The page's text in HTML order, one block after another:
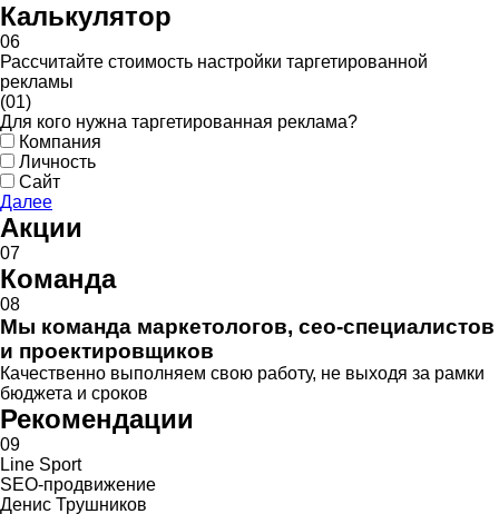
Калькулятор
06
Рассчитайте стоимость настройки таргетированной
рекламы
(01)
Для кого нужна таргетированная реклама?
Компания
Личность
Сайт
Далее
Акции
07
Команда
08
Мы команда маркетологов, сео-специалистов
и проектировщиков
Качественно выполняем свою работу, не выходя за рамки
бюджета и сроков
Рекомендации
09
Line Sport
SEO-продвижение
Денис Трушников